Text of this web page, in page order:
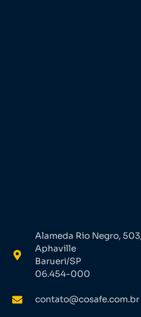
Alameda Rio Negro,
Aphaville
Barueri/SP
06.454-000
contato@cosafe.com.br